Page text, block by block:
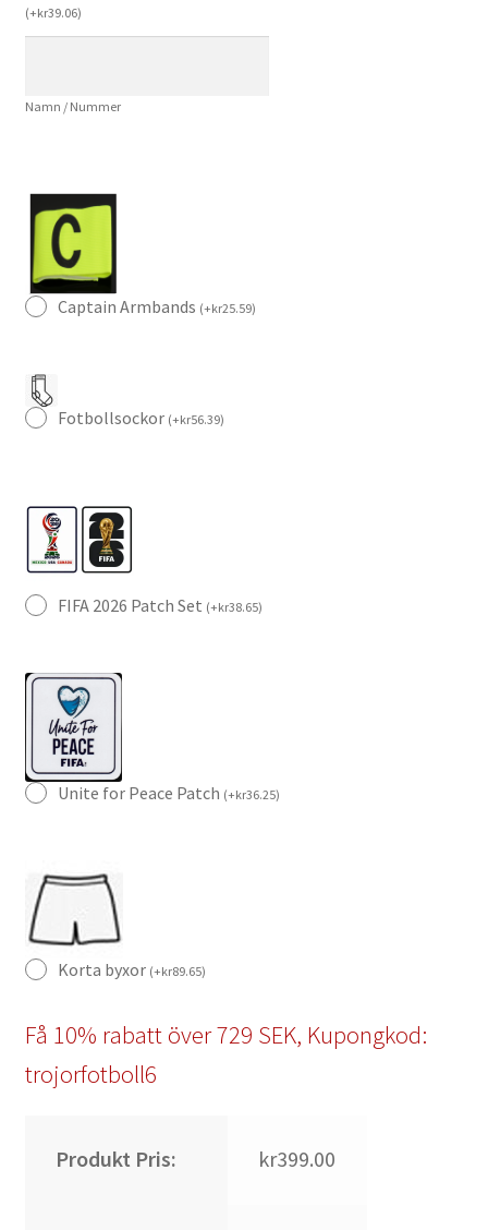
Herr
–
mängd
(+kr39.06)
Namn / Nummer
Captain Armbands (+kr25.59)
Fotbollsockor (+kr56.39)
FIFA 2026 Patch Set (+kr38.65)
Unite for Peace Patch (+kr36.25)
Korta byxor (+kr89.65)
Få 10% rabatt över 729 SEK, Kupongkod:
trojorfotboll6
Produkt Pris: kr399.00